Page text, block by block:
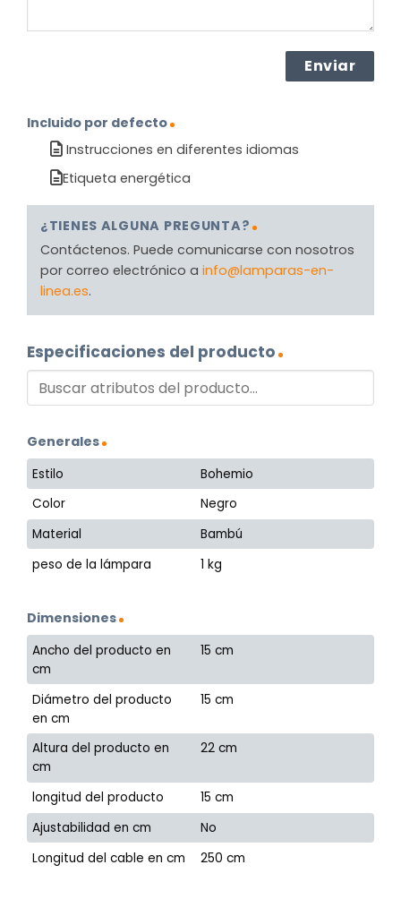
Incluido por defecto
Instrucciones en diferentes idiomas
Etiqueta energética
¿TIENES ALGUNA PREGUNTA?
Contáctenos. Puede comunicarse con nosotros
por correo electrónico a info@lamparas-en-
linea.es.
Especificaciones del producto
Generales
Estilo
Bohemio
Color
Negro
Material
Bambú
peso de la lámpara
1 kg
Dimensiones
Ancho del producto en
cm
15 cm
Diámetro del producto
en cm
15 cm
Altura del producto en
cm
22 cm
longitud del producto
15 cm
Ajustabilidad en cm
No
Longitud del cable en cm
250 cm